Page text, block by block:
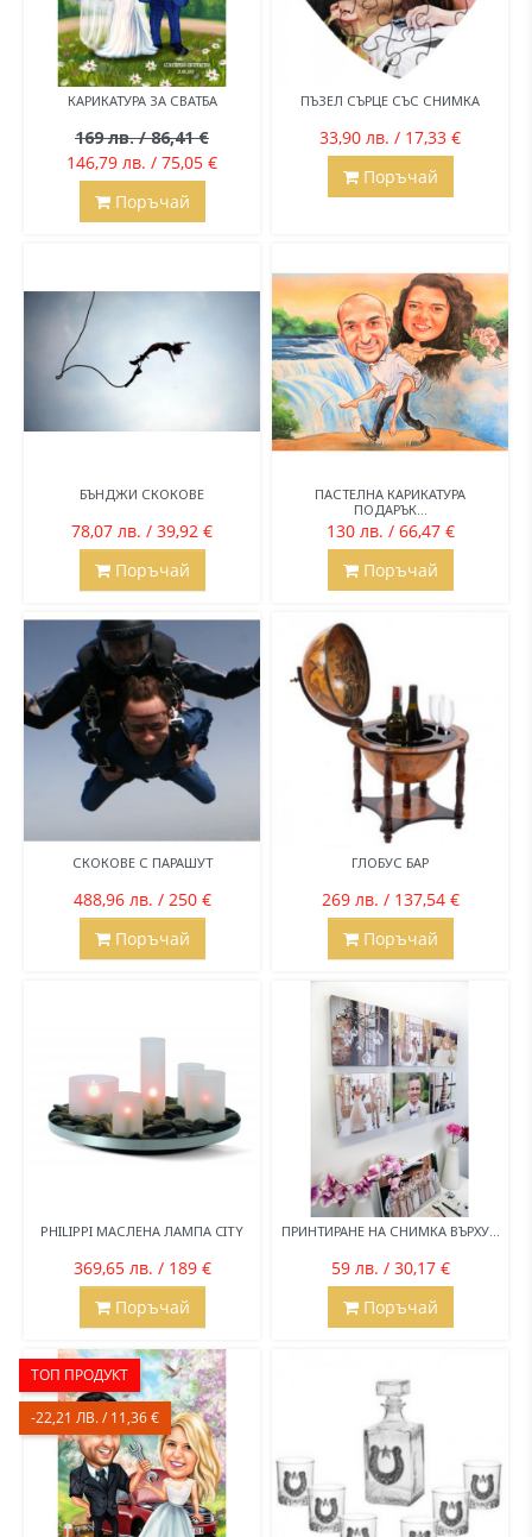
КАРИКАТУРА ЗА СВАТБА
169 лв. / 86,41 €
146,79 лв. / 75,05 €
Поръчай
ПЪЗЕЛ СЪРЦЕ СЪС СНИМКА
33,90 лв. / 17,33 €
Поръчай
БЪНДЖИ СКОКОВЕ
78,07 лв. / 39,92 €
Поръчай
ПАСТЕЛНА КАРИКАТУРА
ПОДАРЪК...
130 лв. / 66,47 €
Поръчай
СКОКОВЕ С ПАРАШУТ
488,96 лв. / 250 €
Поръчай
ГЛОБУС БАР
269 лв. / 137,54 €
Поръчай
PHILIPPI МАСЛЕНА ЛАМПА CITY
369,65 лв. / 189 €
Поръчай
ПРИНТИРАНЕ НА СНИМКА ВЪРХУ...
59 лв. / 30,17 €
Поръчай
ТОП ПРОДУКТ
-22,21 ЛВ. / 11,36 €